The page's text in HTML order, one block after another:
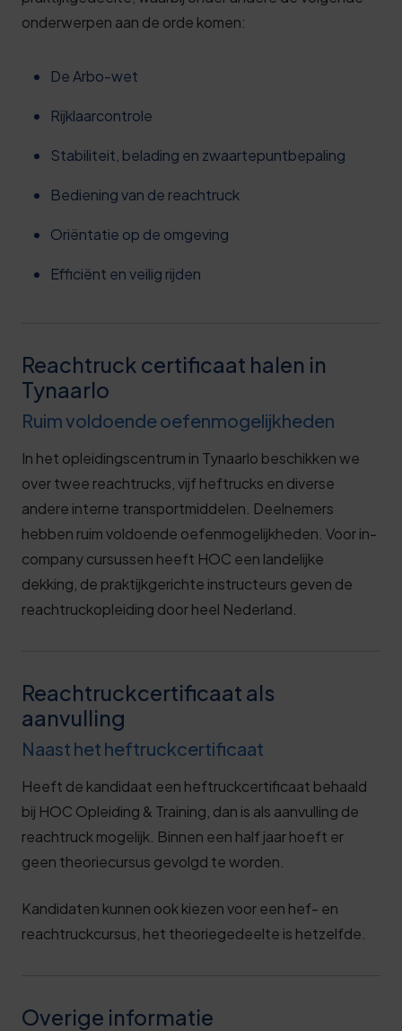
onderwerpen aan de orde komen:
De Arbo-wet
Rijklaarcontrole
Stabiliteit, belading en zwaartepuntbepaling
Bediening van de reachtruck
Oriëntatie op de omgeving
Efficiënt en veilig rijden
Reachtruck certificaat halen in
Tynaarlo
Ruim voldoende oefenmogelijkheden
In het opleidingscentrum in Tynaarlo beschikken we
over twee reachtrucks, vijf heftrucks en diverse
andere interne transportmiddelen. Deelnemers
hebben ruim voldoende oefenmogelijkheden. Voor in-
company cursussen heeft HOC een landelijke
dekking, de praktijkgerichte instructeurs geven de
reachtruckopleiding door heel Nederland.
Reachtruckcertificaat als
aanvulling
Naast het heftruckcertificaat
Heeft de kandidaat een heftruckcertificaat behaald
bij HOC Opleiding & Training, dan is als aanvulling de
reachtruck mogelijk. Binnen een half jaar hoeft er
geen theoriecursus gevolgd te worden.
Kandidaten kunnen ook kiezen voor een hef- en
reachtruckcursus, het theoriegedeelte is hetzelfde.
Overige informatie